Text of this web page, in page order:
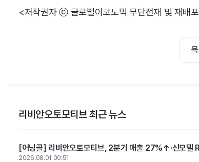
<저작권자 ⓒ 글로벌이코노믹 무단전재 및 재배
리비안오토모티브 최근 뉴스
[어닝콜] 리비안오토모티브, 2분기 매출 27%↑·신모델
2026.08.01 00:51